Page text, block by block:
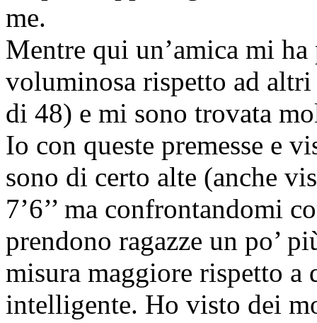
me.
Mentre qui un’amica mi
voluminosa rispetto ad
di 48) e mi sono trovata
Io con queste premesse e
sono di certo alte (anche
7’6’’ ma confrontandomi
prendono ragazze un po’
misura maggiore rispetto a
intelligente. Ho visto dei